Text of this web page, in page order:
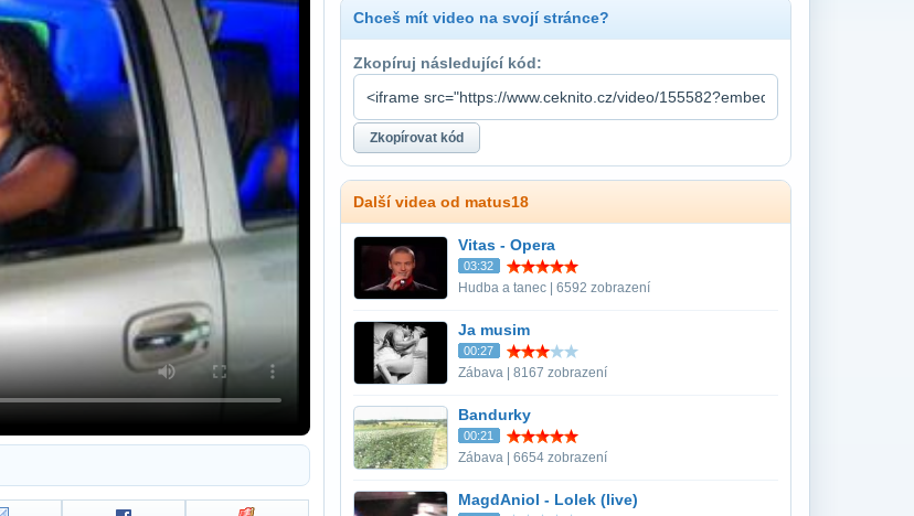
Chceš mít video na svojí stránce?
Zkopíruj následující kód:
Další videa od matus18
Vitas - Opera
03:32
Hudba a tanec | 6592 zobrazení
Ja musim
00:27
Zábava | 8167 zobrazení
Bandurky
00:21
Zábava | 6654 zobrazení
MagdAniol - Lolek (live)